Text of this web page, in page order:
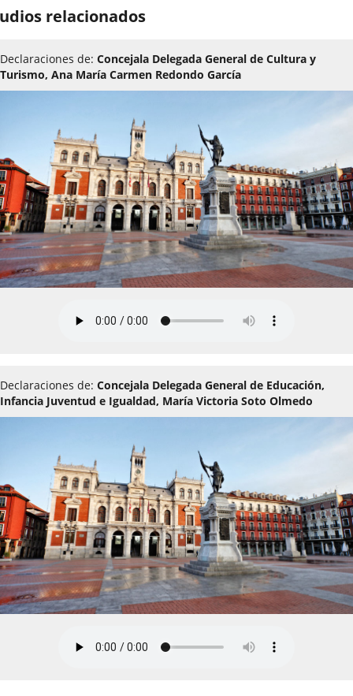
relacionados
Declaraciones de: Concejala Delegada General de Cultura y
Turismo, Ana María Carmen Redondo García
Declaraciones de: Concejala Delegada General de Educación,
Infancia Juventud e Igualdad, María Victoria Soto Olmedo